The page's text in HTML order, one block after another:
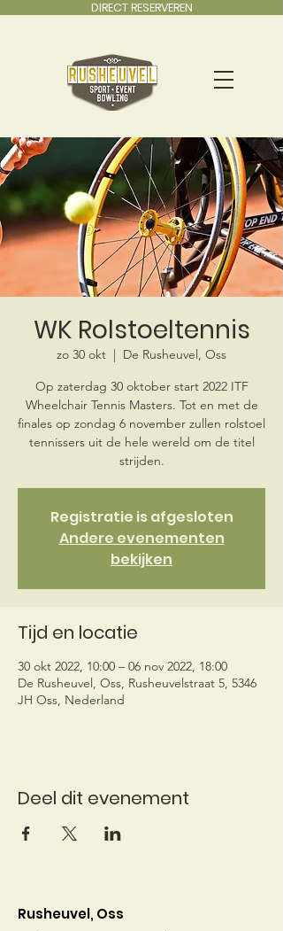
DIRECT RESERVEREN
WK Rolstoeltennis
zo 30 okt
  |
De Rusheuvel, Oss
Op zaterdag 30 oktober start 2022 ITF
Wheelchair Tennis Masters. Tot en met de
finales op zondag 6 november zullen rolstoel
tennissers uit de hele wereld om de titel
strijden.
Registratie is afgesloten
Andere evenementen
bekijken
Tijd en locatie
30 okt 2022, 10:00 – 06 nov 2022, 18:00
De Rusheuvel, Oss, Rusheuvelstraat 5, 5346
JH Oss, Nederland
Deel dit evenement
Rusheuvel, Oss